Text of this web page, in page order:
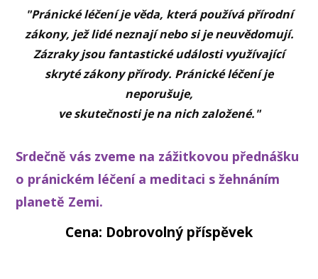
"Pránické léčení je věda, která používá přírodní
zákony, jež lidé neznají nebo si je neuvědomují.
Zázraky jsou fantastické události využívající
skryté zákony přírody. Pránické léčení je
neporušuje,
ve skutečnosti je na nich založené."
Srdečně vás zveme na zážitkovou přednášku
o pránickém léčení a meditaci s žehnáním
planetě Zemi.
Cena: Dobrovolný příspěvek